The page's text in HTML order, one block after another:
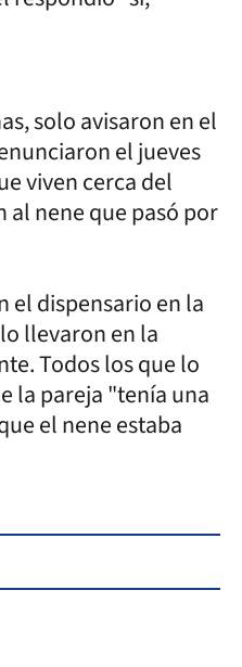
solo avisaron en el
el jueves
viven cerca del
al nene que pasó por
el dispensario en la
llevaron en la
Todos los que lo
la pareja "tenía una
el nene estaba